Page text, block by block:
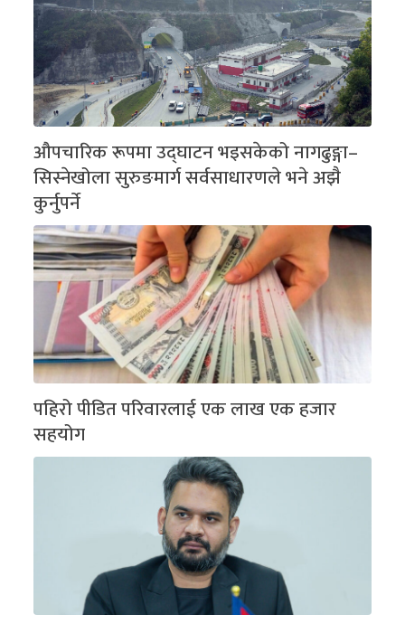
औपचारिक रूपमा उद्घाटन भइसकेको नागढुङ्गा–
सिस्नेखोला सुरुङमार्ग सर्वसाधारणले भने अझै
कुर्नुपर्ने
पहिरो पीडित परिवारलाई एक लाख एक हजार
सहयोग